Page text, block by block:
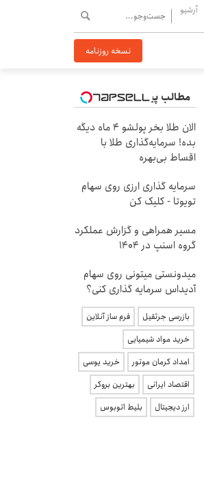
آرشیو
نسخه روزنامه
مطالب پیشنهادی
الان طلا بخر پولشو 4 ماه دیگه
بده! سرمایه‌گذاری طلا با
اقساط بی‌بهره
سرمایه گذاری ارزی روی سهام
تویوتا - کلیک کن
مسیر همراهی و گزارش عملکرد
گروه اسنپ در ۱۴۰۴
میدونستی میتونی روی سهام
آدیداس سرمایه گذاری کنی؟
بازرسی جرثقیل
فرم ساز آنلاین
خرید مواد شیمیایی
امداد کرمان موتور
خرید یوسی
اقتصاد ایرانی
بهترین بروکر
ارز دیجیتال
بلیط اتوبوس